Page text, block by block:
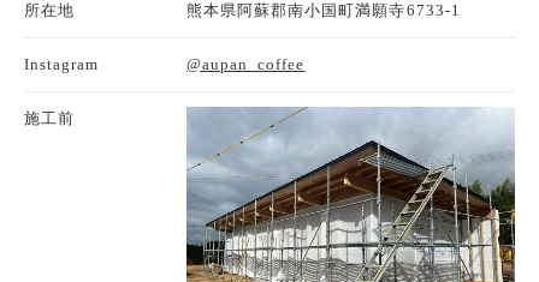
所在地 熊本県阿蘇郡南小国町満願寺6733-1
Instagram @aupan_coffee
施工前